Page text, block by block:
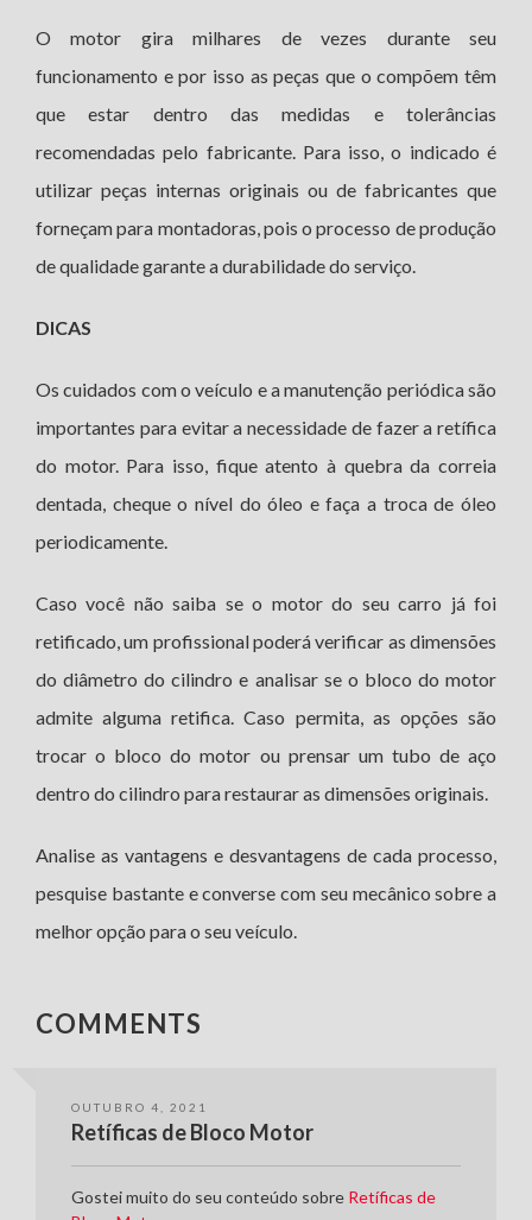
O motor gira milhares de vezes durante seu
funcionamento e por isso as peças que o compõem têm
que estar dentro das medidas e tolerâncias
recomendadas pelo fabricante. Para isso, o indicado é
utilizar peças internas originais ou de fabricantes que
forneçam para montadoras, pois o processo de produção
de qualidade garante a durabilidade do serviço.
DICAS
Os cuidados com o veículo e a manutenção periódica são
importantes para evitar a necessidade de fazer a retífica
do motor. Para isso, fique atento à quebra da correia
dentada, cheque o nível do óleo e faça a troca de óleo
periodicamente.
Caso você não saiba se o motor do seu carro já foi
retificado, um profissional poderá verificar as dimensões
do diâmetro do cilindro e analisar se o bloco do motor
admite alguma retifica. Caso permita, as opções são
trocar o bloco do motor ou prensar um tubo de aço
dentro do cilindro para restaurar as dimensões originais.
Analise as vantagens e desvantagens de cada processo,
pesquise bastante e converse com seu mecânico sobre a
melhor opção para o seu veículo.
COMMENTS
OUTUBRO 4, 2021
Retíficas de Bloco Motor
Gostei muito do seu conteúdo sobre Retíficas de